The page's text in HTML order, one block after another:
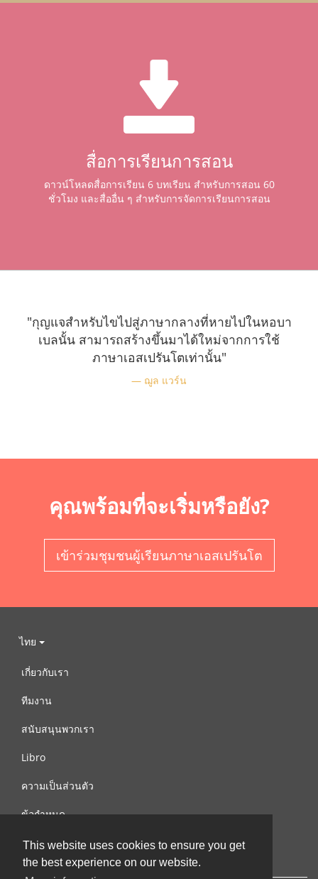
This website uses cookies to ensure you get
the best experience on our website.
สื่อการเรียนการสอน
ดาวน์โหลดสื่อการเรียน 6 บทเรียน สำหรับการสอน 60
ชั่วโมง และสื่ออื่น ๆ สำหรับการจัดการเรียนการสอน
"กุญแจสำหรับไขไปสู่ภาษากลางที่หายไปในหอบา
เบลนั้น สามารถสร้างขึ้นมาได้ใหม่จากการใช้
ภาษาเอสเปรันโตเท่านั้น"
ฌูล แวร์น
คุณพร้อมที่จะเริ่มหรือยัง?
เข้าร่วมชุมชนผู้เรียนภาษาเอสเปรันโต
ไทย
เกี่ยวกับเรา
ทีมงาน
สนับสนุนพวกเรา
Libro
ความเป็นส่วนตัว
ข้อกำหนด
ติดต่อเรา